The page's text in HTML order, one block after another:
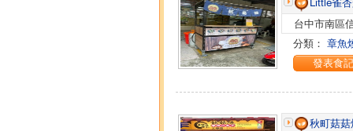
台中市南區
分類： 章魚
發表食記
秋町菇